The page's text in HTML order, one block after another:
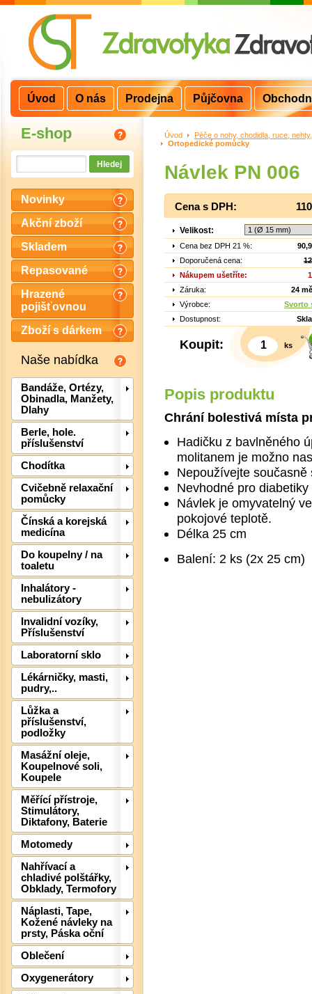
E-shop
Novinky
Akční zboží
Skladem
Repasované
Hrazené
pojišťovnou
Zboží s dárkem
Naše nabídka
Bandáže, Ortézy,
Obinadla, Manžety,
Dlahy
Berle, hole.
příslušenství
Chodítka
Cvičebně relaxační
pomůcky
Čínská a korejská
medicína
Do koupelny / na
toaletu
Inhalátory -
nebulizátory
Invalidní vozíky,
Příslušenství
Laboratorní sklo
Lékárničky, masti,
pudry,..
Lůžka a
příslušenství,
podložky
Masážní oleje,
Koupelnové soli,
Koupele
Měřící přístroje,
Stimulátory,
Diktafony, Baterie
Motomedy
Nahřívací a
chladivé polštářky,
Obklady, Termofory
Náplasti, Tape,
Kožené návleky na
prsty, Páska oční
Oblečení
Oxygenerátory
Úvod >
Péče o nohy, chodidla, ruce,
Ortopedické pomůcky
Návlek PN 006
Cena s DPH:
Velikost:
Cena bez DPH 21 %:
Doporučená cena:
Nákupem ušetříte:
Záruka:
24
Výrobce:
Svorto
Dostupnost:
Koupit: ks
Popis produktu
Chrání bolestivá místa
Hadičku z bavlněného
molitanem je možno
Nepoužívejte
Nevhodné pro diabetiky
Návlek je omyvatelný
pokojové teplotě.
Délka 25 cm
Balení: 2 ks (2x 25 cm)
Úvod O nás Prodejna Půjčovna